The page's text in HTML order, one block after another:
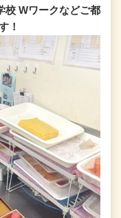
校 Wワークなどご都
！